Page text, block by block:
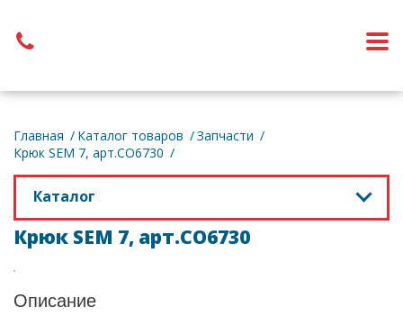
Главная Каталог товаров
Запчасти
Крюк SEM 7, арт.CO6730
Каталог
Крюк SEM 7, арт.CO6730
Описание